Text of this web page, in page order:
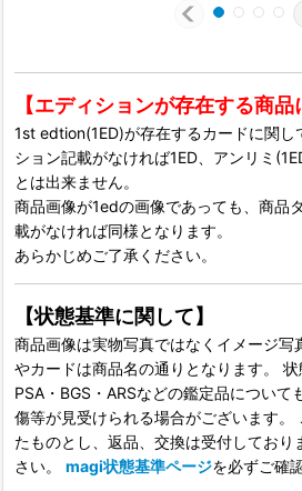
【エディションが存在する商品
1st edtion(1ED)が存在するカードに関し
ション記載がなければ1ED、アンリミ
とは出来ません。
商品画像が1edの画像であっても、商品
載がなければ同様となります。
あらかじめご了承ください。
【状態基準に関して】
商品画像は実物写真ではなくイメージ写
やカードは商品名の通りとなります。
PSA・BGS・ARSなどの鑑定品について
傷等が見受けられる場合がございます。
たものとし、返品、交換は受付しており
さい。 magi状態基準ページを必ずご確